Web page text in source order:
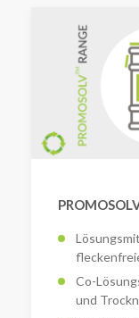
Co-
und